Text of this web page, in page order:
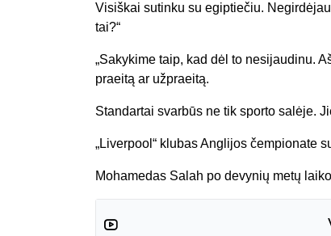
Visiškai sutinku su egiptiečiu.
tai?“
„Sakykime taip, kad dėl to nesijaudinu.
praeitą ar užpraeitą.
Standartai svarbūs ne tik sporto salėje.
„Liverpool“ klubas Anglijos čempionate
Mohamedas Salah po devynių metų